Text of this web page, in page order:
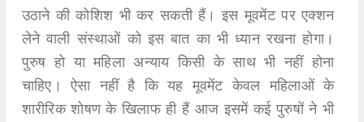
उठाने की कोशिश भी कर सकती हैं। इस मूवमेंट पर एक्शन
लेने वाली संस्थाओं को इस बात का भी ध्यान रखना होगा।
पुरुष हो या महिला अन्याय किसी के साथ भी नहीं होना
चाहिए। ऐसा नहीं है कि यह मूवमेंट केवल महिलाओं के
शारीरिक शोषण के खिलाफ ही हैं आज इसमें कई पुरुषों ने भी